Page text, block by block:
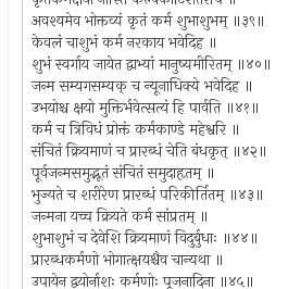
अवश्यमेव भोक्तव्यं कृतं कर्म शुभाशुभम् ॥३९॥
केवलं चाशुभं कर्म नरकाय भवेदिह ॥
शुभं स्वर्गाय जायेत द्वाभ्यां मानुष्यमीरितम् ॥४०॥
जन्म सम्यगसम्यक् च न्यूनाधिक्ये भवेदिह ॥
उभयोश्च क्षयो मुक्तिर्भवेत्सत्यं हि पार्वति ॥४१॥
कर्म च त्रिविधं प्रोक्तं कर्मकाण्डे महेश्वरि ॥
संचितं क्रियमाणं च प्रारब्धं चेति बंधकृत् ॥४२॥
पूर्वजन्मसमुद्भूतं संचितं समुदाहृतम् ॥
भुज्यते च शरीरेण प्रारब्धं परिकीर्तितम् ॥४३॥
जन्मना यच्च क्रियते कर्म सांप्रतम् ॥
शुभाशुभं च देवेशि क्रियमाणं विदुर्बुधाः ॥४४॥
प्रारब्धकर्मणो भोगात्क्षयश्चैव चान्यथा ॥
उपायेन द्वयोर्नाशः कर्मणोः पूजनादिना ॥४५॥